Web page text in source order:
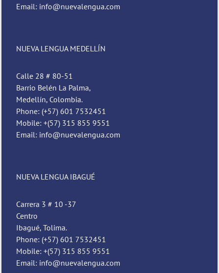
Email: info@nuevalengua.com
NUEVA LENGUA MEDELLÍN
Calle 28 # 80-51
Barrio Belén La Palma,
Medellín, Colombia.
Phone: (+57) 601 7532451
Mobile: +(57) 315 855 9551
Email: info@nuevalengua.com
NUEVA LENGUA IBAGUÉ
Carrera 3 # 10 -37
Centro
Ibagué, Tolima.
Phone: (+57) 601 7532451
Mobile: +(57) 315 855 9551
Email: info@nuevalengua.com
Pedro